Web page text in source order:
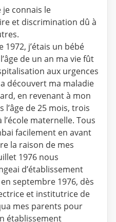
connais le
et discrimination dû à
1972, j’étais un bébé
de un an ma vie fût
aux urgences
découvert ma maladie
en revenant à mon
l’âge de 25 mois, trois
maternelle. Tous
facilement en avant
la raison de mes
1976 nous
d’établissement
septembre 1976, dès
et institutrice de
mes parents pour
établissement